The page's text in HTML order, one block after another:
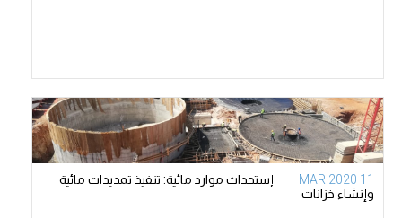
11 MAR 2020
إستحداث موارد مائية: تنفيذ تمديدات مائية
وإنشاء خزانات